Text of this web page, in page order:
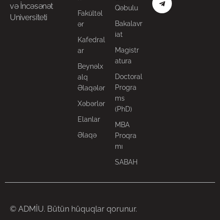
və İncəsənət
Universiteti
Fakültəl
ər
Kafedral
ar
Beynəlx
alq
Əlaqələr
Xəbərlər
Elanlar
Əlaqə
Qəbulu
Bakalavr
iat
Magistr
atura
Doctoral
Progra
ms
(PhD)
MBA
Proqra
mı
SABAH
© ADMİU. Bütün hüquqlar qorunur.